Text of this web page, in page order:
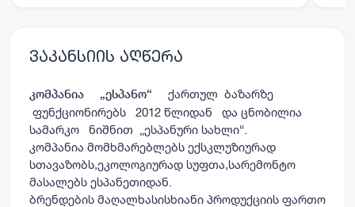
ვაკანსიის აღწერა
კომპანია „ესპანო“ ქართულ ბაზარზე
ფუნქციონირებს 2012 წლიდან და ცნობილია
სამარკო
ნიშნით „ესპანური სახლი“.
კომპანია მომხმარებლებს ექსკლუზიურად
სთავაზობს,ეკოლოგიურად სუფთა,სარემონტო
მასალებს ესპანეთიდან.
ბრენდების მაღალხასისხიანი პროდუქციის ფართო